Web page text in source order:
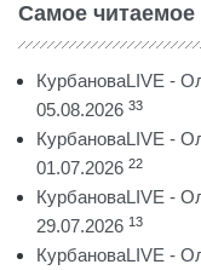
Самое читаемое
КурбановаLIVE -
05.08.2026 33
КурбановаLIVE -
01.07.2026 22
КурбановаLIVE -
29.07.2026 13
КурбановаLIVE -